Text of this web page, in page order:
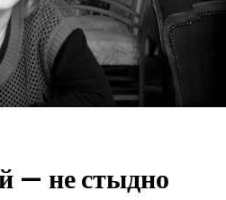
— не стыдно